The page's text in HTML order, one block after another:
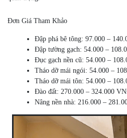
Đơn Giá Tham Khảo
Đập phá bê tông: 97.000 –
Đập tường gạch: 54.000 –
Đục gạch nền cũ: 54.000 –
Tháo dỡ mái ngói: 54.000 –
Tháo dỡ mái tôn: 54.000 –
Đào đất: 270.000 – 324.000
Nâng nền nhà: 216.000 –